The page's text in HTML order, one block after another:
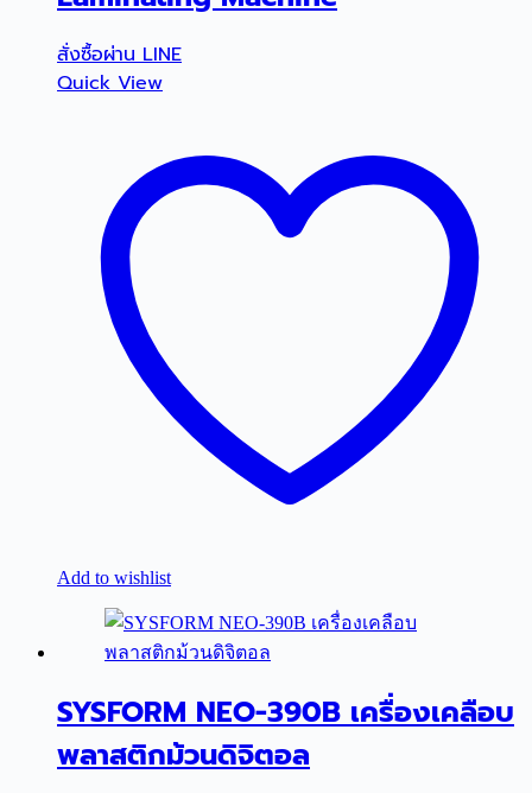
สั่งซื้อผ่าน LINE
Quick View
Add to wishlist
SYSFORM NEO-390B เครื่องเคลือบ
พลาสติกม้วนดิจิตอล